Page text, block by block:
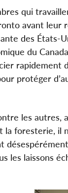
qui
avant leur
des États-
du
rapidement
protéger
les autres,
la foresterie, il
les laissons